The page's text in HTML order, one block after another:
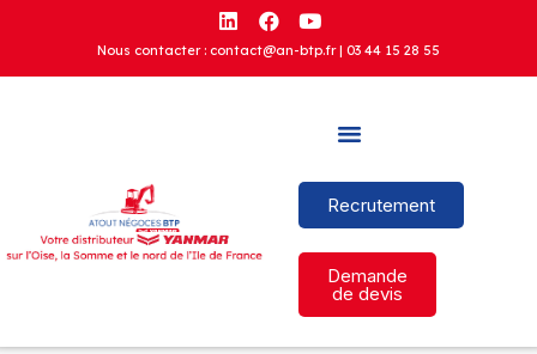
Nous contacter : contact@an-btp.fr | 03 44 15 28 55
Recrutement
Demande
de devis